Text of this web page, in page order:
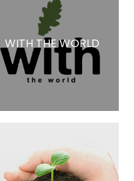
WITH THE WORLD